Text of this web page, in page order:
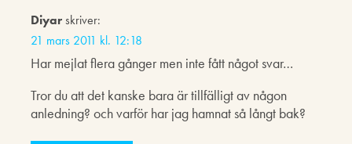
Diyarskriver:
21 mars 2011 kl. 12:18
Har mejlat flera gånger men inte fått något svar…
Tror du att det kanske bara är tillfälligt av någon
anledning? och varför har jag hamnat så långt bak?